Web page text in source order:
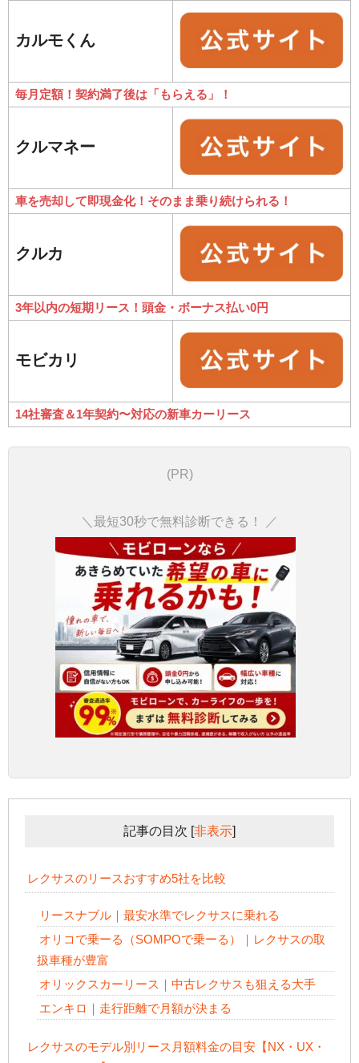
カルモくん
毎月定額！契約満了後は「もらえる」！
クルマネー
車を売却して即現金化！そのまま乗り続けられる！
クルカ
3年以内の短期リース！頭金・ボーナス払い0円
モビカリ
14社審査＆1年契約〜対応の新車カーリース
(PR)
＼最短30秒で無料診断できる！ ／
記事の目次 [非表示]
レクサスのリースおすすめ5社を比較
リースナブル｜最安水準でレクサスに乗れる
オリコで乗ーる（SOMPOで乗ーる）｜レクサスの取
扱車種が豊富
オリックスカーリース｜中古レクサスも狙える大手
エンキロ｜走行距離で月額が決まる
レクサスのモデル別リース月額料金の目安【NX・UX・